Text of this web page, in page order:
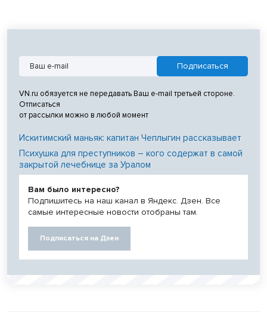
VN.ru обязуется не передавать Ваш e-mail третьей стороне.
Отписаться
от рассылки можно в любой момент
Искитимский маньяк: капитан Чеплыгин рассказывает
Психушка для преступников – кого содержат в самой
закрытой лечебнице за Уралом
Вам было интересно?
Подпишитесь на наш канал в Яндекс. Дзен. Все
самые интересные новости отобраны там.
Подписаться на Дзен